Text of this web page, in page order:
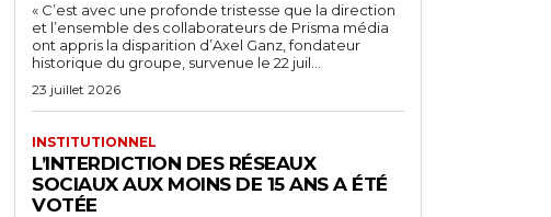
« C’est avec une profonde tristesse que la direction
et l’ensemble des collaborateurs de Prisma média
ont appris la disparition d’Axel Ganz, fondateur
historique du groupe, survenue le 22 juil...
23 juillet 2026
INSTITUTIONNEL
L’INTERDICTION DES RÉSEAUX
SOCIAUX AUX MOINS DE 15 ANS A ÉTÉ
VOTÉE